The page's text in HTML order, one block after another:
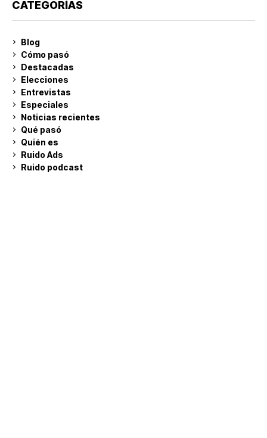
CATEGORÍAS
Blog
Cómo pasó
Destacadas
Elecciones
Entrevistas
Especiales
Noticias recientes
Qué pasó
Quién es
Ruido Ads
Ruido podcast